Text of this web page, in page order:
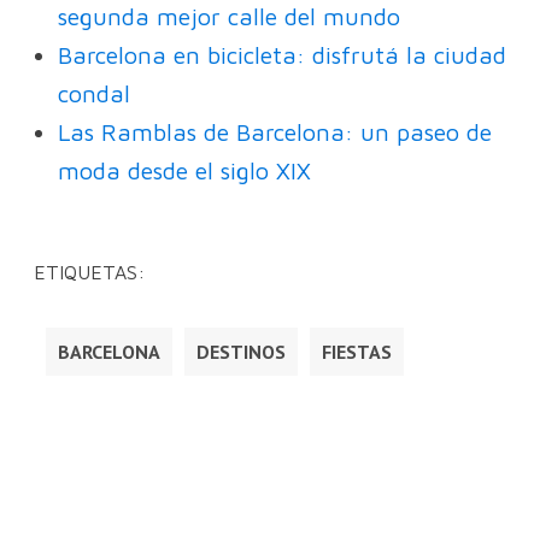
segunda mejor calle del mundo
Barcelona en bicicleta: disfrutá la ciudad
condal
Las Ramblas de Barcelona: un paseo de
moda desde el siglo XIX
ETIQUETAS:
BARCELONA DESTINOS FIESTAS